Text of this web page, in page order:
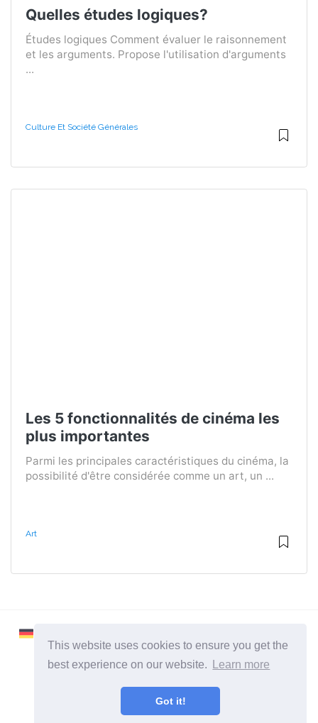
This website uses cookies to ensure you get the
best experience on our website.
Learn more
Got it!
Quelles études logiques?
Études logiques Comment évaluer le raisonnement
et les arguments. Propose l'utilisation d'arguments
...
Culture Et Société Générales
Les 5 fonctionnalités de cinéma les
plus importantes
Parmi les principales caractéristiques du cinéma, la
possibilité d'être considérée comme un art, un ...
Art
2026 ©Learnaboutworld
Toutes catégories